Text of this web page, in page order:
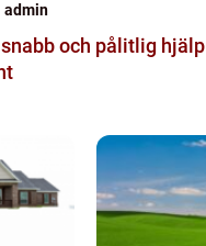
admin
och pålitlig hjälp